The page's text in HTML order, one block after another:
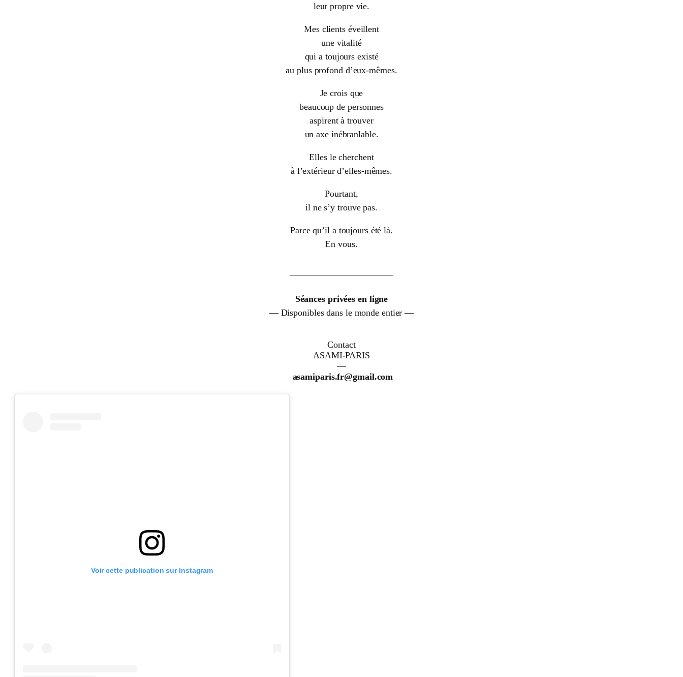
leur propre vie.
Mes clients éveillent
une vitalité
qui a toujours existé
au plus profond d’eux-mêmes.
Je crois que
beaucoup de personnes
aspirent à trouver
un axe inébranlable.
Elles le cherchent
à l’extérieur d’elles-mêmes.
Pourtant,
il ne s’y trouve pas.
Parce qu’il a toujours été là.
En vous.
Séances privées en ligne
— Disponibles dans le monde entier —
Contact
ASAMI-PARIS
—
asamiparis.fr@gmail.com
Voir cette publication sur Instagram